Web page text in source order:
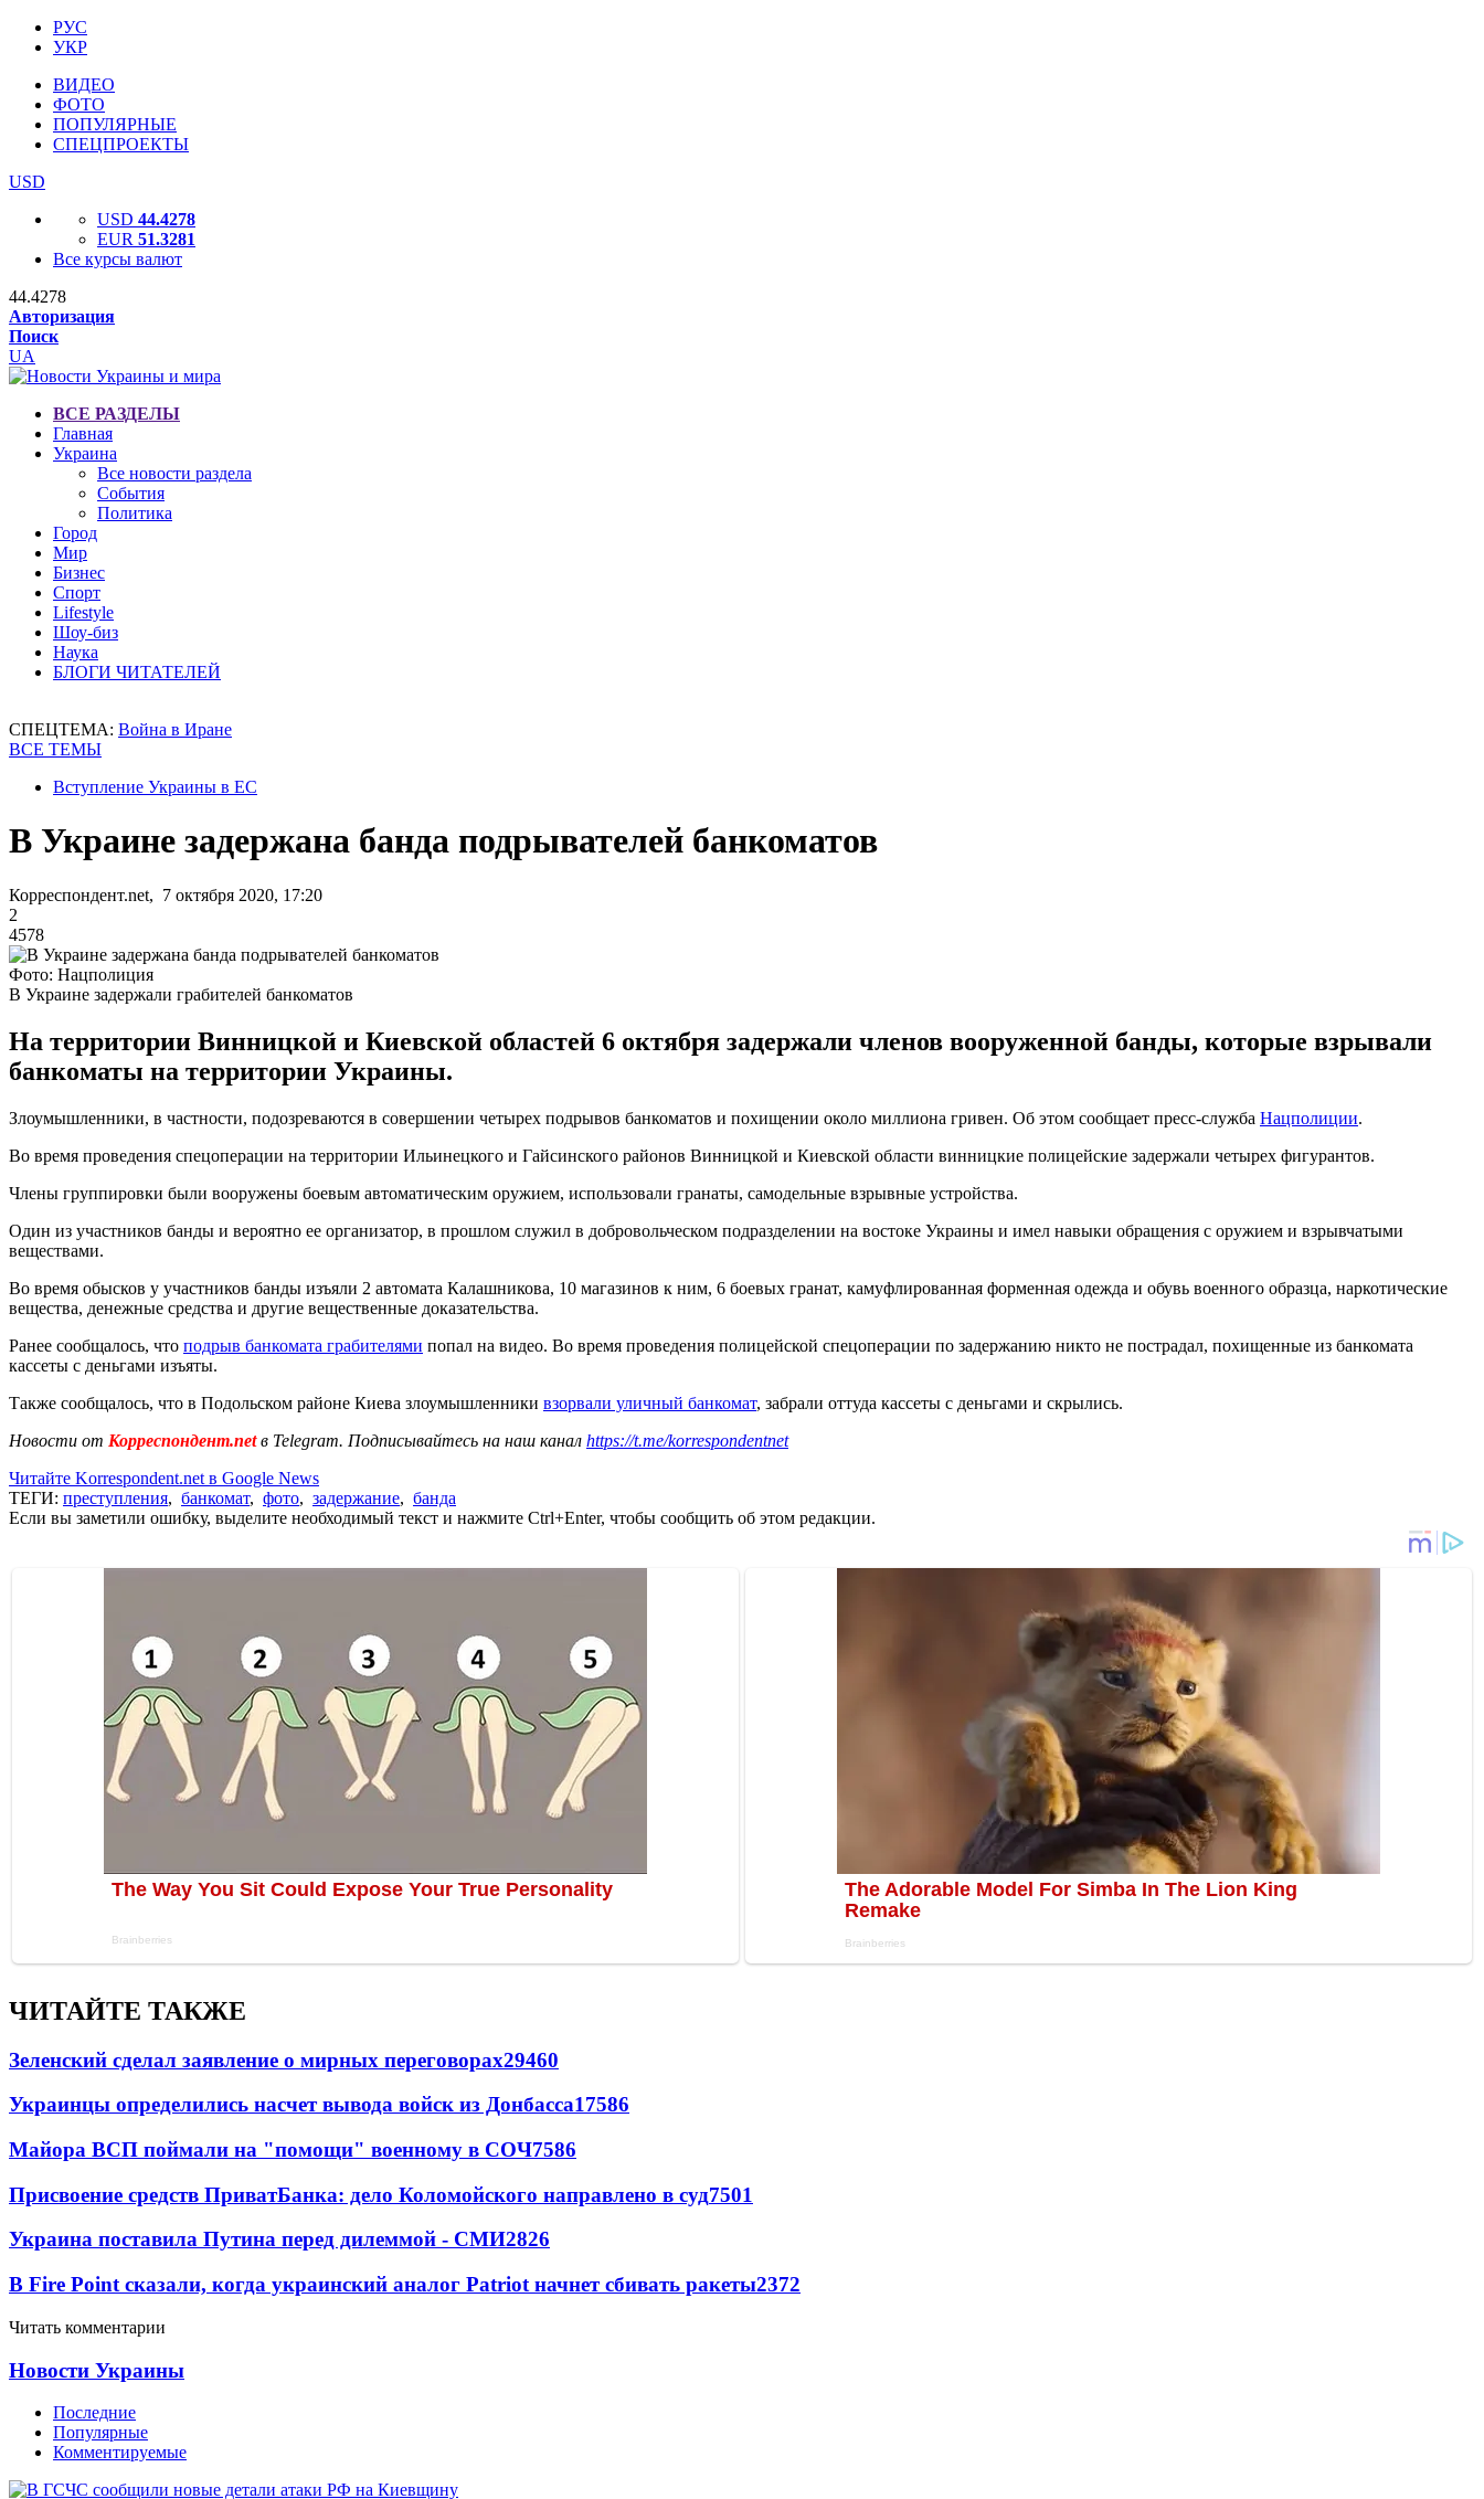
РУС
УКР
ВИДЕО
ФОТО
ПОПУЛЯРНЫЕ
СПЕЦПРОЕКТЫ
USD
USD 44.4278
EUR 51.3281
Все курсы валют
44.4278
Авторизация
Поиск
UA
ВСЕ РАЗДЕЛЫ
Главная
Украина
Все новости раздела
События
Политика
Город
Мир
Бизнес
Спорт
Lifestyle
Шоу-биз
Наука
БЛОГИ ЧИТАТЕЛЕЙ
СПЕЦТЕМА: Война в Иране
ВСЕ ТЕМЫ
Вступление Украины в ЕС
В Украине задержана банда подрывателей банкоматов
Корреспондент.net, 7 октября 2020, 17:20
2
4578
Фото: Нацполиция
В Украине задержали грабителей банкоматов
На территории Винницкой и Киевской областей 6 октября задержали членов вооруженной банды, которые взрывали
банкоматы на территории Украины.
Злоумышленники, в частности, подозреваются в совершении четырех подрывов банкоматов и похищении около миллиона гривен. Об этом сообщает пресс-служба Нацполиции.
Во время проведения спецоперации на территории Ильинецкого и Гайсинского районов Винницкой и Киевской области винницкие полицейские задержали четырех фигурантов.
Члены группировки были вооружены боевым автоматическим оружием, использовали гранаты, самодельные взрывные устройства.
Один из участников банды и вероятно ее организатор, в прошлом служил в добровольческом подразделении на востоке Украины и имел навыки обращения с оружием и взрывчатыми
веществами.
Во время обысков у участников банды изъяли 2 автомата Калашникова, 10 магазинов к ним, 6 боевых гранат, камуфлированная форменная одежда и обувь военного образца, наркотические
вещества, денежные средства и другие вещественные доказательства.
Ранее сообщалось, что подрыв банкомата грабителями попал на видео. Во время проведения полицейской спецоперации по задержанию никто не пострадал, похищенные из банкомата
кассеты с деньгами изъяты.
Также сообщалось, что в Подольском районе Киева злоумышленники взорвали уличный банкомат, забрали оттуда кассеты с деньгами и скрылись.
Новости от Корреспондент.netв Telegram. Подписывайтесь на наш канал https://t.me/korrespondentnet
Читайте Korrespondent.net в Google News
ТЕГИ: преступления, банкомат, фото, задержание, банда
Если вы заметили ошибку, выделите необходимый текст и нажмите Ctrl+Enter, чтобы сообщить об этом редакции.
ЧИТАЙТЕ ТАКЖЕ
Зеленский сделал заявление о мирных переговорах29460
Украинцы определились насчет вывода войск из Донбасса17586
Майора ВСП поймали на "помощи" военному в СОЧ7586
Присвоение средств ПриватБанка: дело Коломойского направлено в суд7501
Украина поставила Путина перед дилеммой - СМИ2826
В Fire Point сказали, когда украинский аналог Patriot начнет сбивать ракеты2372
Читать комментарии
Новости Украины
Последние
Популярные
Комментируемые